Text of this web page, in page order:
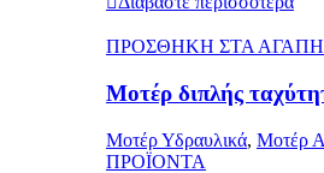
ΠΡΟΣΘΗΚΗ ΣΤΑ
Μοτέρ διπλής
Μοτέρ Υδραυλικά, Μοτέρ
ΠΡΟΪΟΝΤΑ